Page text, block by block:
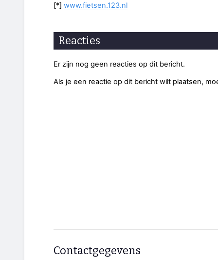
[*] www.fietsen.123.nl
Reacties
Er zijn nog geen reacties op dit bericht.
Als je een reactie op dit bericht wilt plaatsen,
Contactgegevens